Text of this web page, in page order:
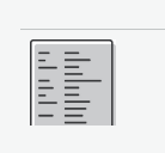
ច្រើន